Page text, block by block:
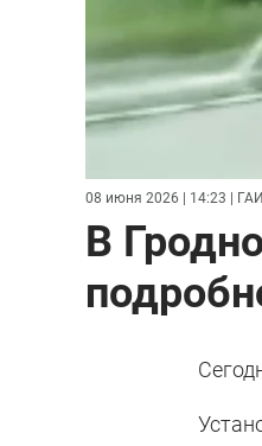
08 июня 2026 | 14:23 |
В